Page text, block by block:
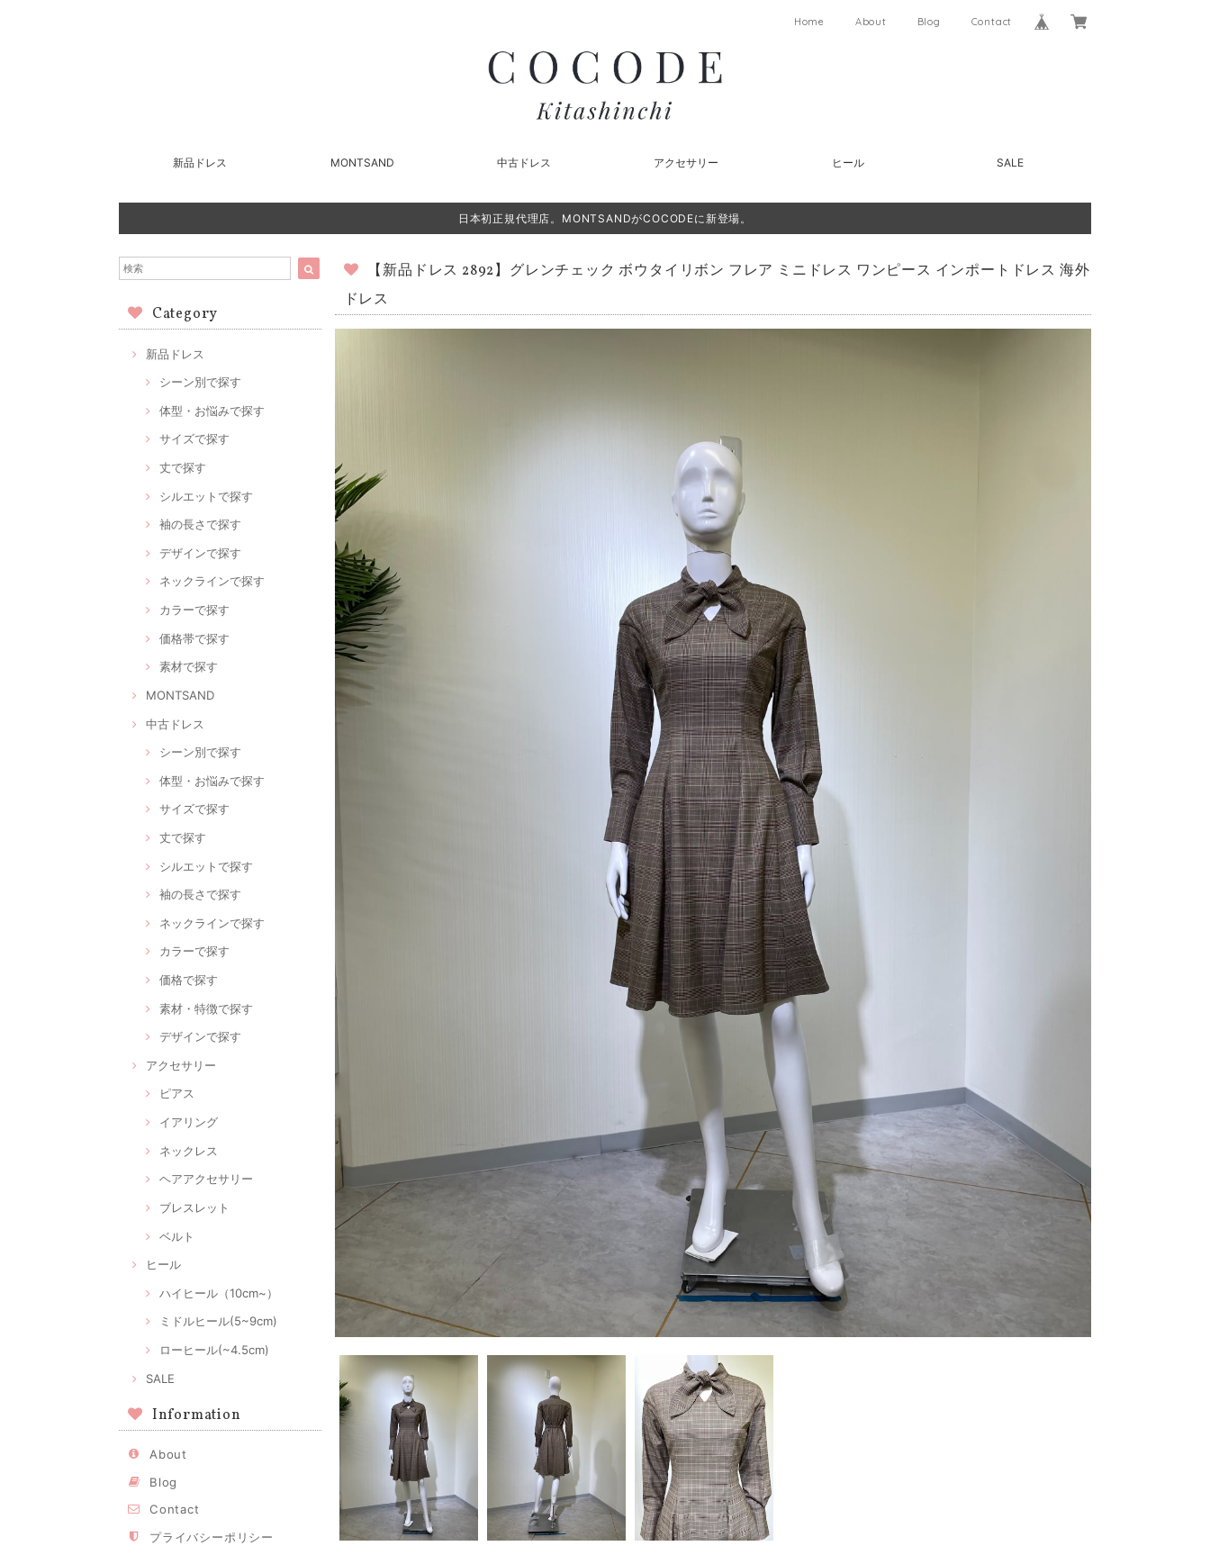
Home About Blog Contact
新品ドレス MONTSAND 中古ドレス アクセサリー ヒール SALE
日本初正規代理店。MONTSANDがCOCODEに新登場。
Category
新品ドレス
シーン別で探す
体型・お悩みで探す
サイズで探す
丈で探す
シルエットで探す
袖の長さで探す
デザインで探す
ネックラインで探す
カラーで探す
価格帯で探す
素材で探す
MONTSAND
中古ドレス
シーン別で探す
体型・お悩みで探す
サイズで探す
丈で探す
シルエットで探す
袖の長さで探す
ネックラインで探す
カラーで探す
価格で探す
素材・特徴で探す
デザインで探す
アクセサリー
ピアス
イアリング
ネックレス
ヘアアクセサリー
ブレスレット
ベルト
ヒール
ハイヒール（10cm~）
ミドルヒール(5~9cm)
ローヒール(~4.5cm)
SALE
Information
About
Blog
Contact
プライバシーポリシー
【新品ドレス 2892】グレンチェック ボウタイリボン フレア ミニドレス ワンピース インポートドレス 海外
ドレス